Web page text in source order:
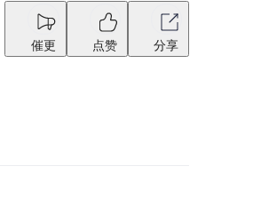
催更 点赞 分享